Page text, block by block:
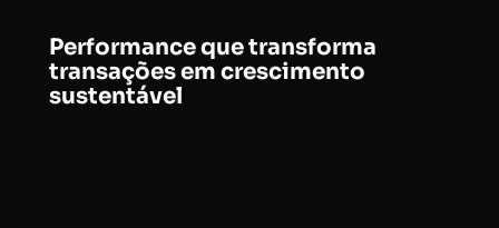
Performance que transforma
transações em crescimento
sustentável